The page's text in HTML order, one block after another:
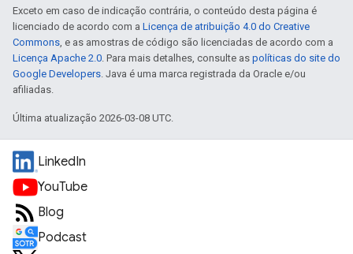
Exceto em caso de indicação contrária, o conteúdo desta página é
licenciado de acordo com a Licença de atribuição 4.0 do Creative
Commons, e as amostras de código são licenciadas de acordo com a
Licença Apache 2.0. Para mais detalhes, consulte as políticas do site do
Google Developers. Java é uma marca registrada da Oracle e/ou
afiliadas.
Última atualização 2026-03-08 UTC.
LinkedIn
YouTube
Blog
Podcast